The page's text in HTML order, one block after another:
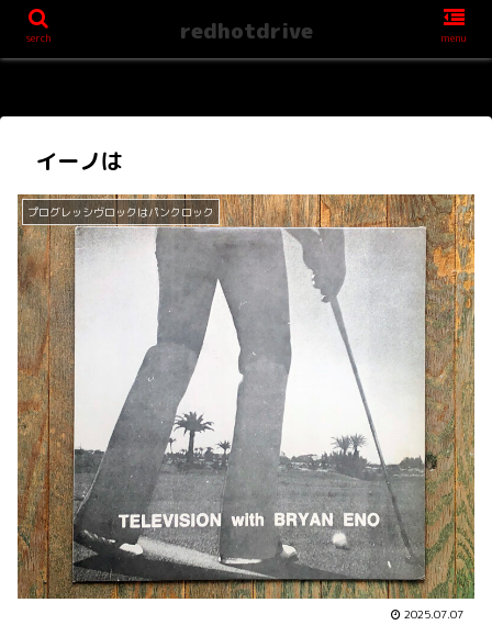
イーノは
プログレッシヴロックはパンクロック
2025.07.07
serch redhotdrive menu